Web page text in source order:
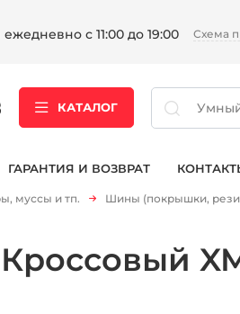
с 11:00 до 19:00 Схема
КАТАЛОГ
ГАРАНТИЯ И ВОЗВРАТ
муссы и тп. Шины (покрышки,